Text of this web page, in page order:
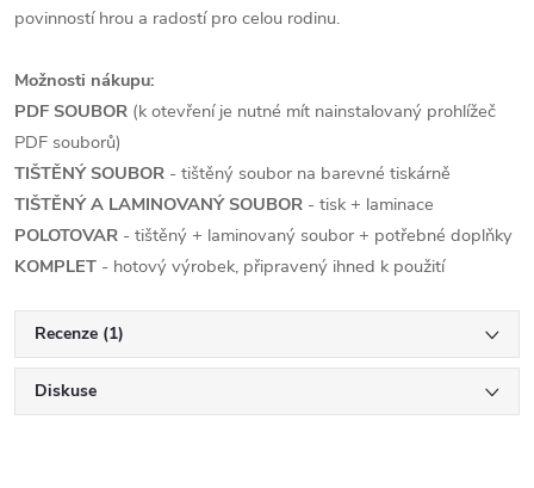
povinností hrou a radostí pro celou rodinu.
Možnosti nákupu:
PDF SOUBOR (k otevření je nutné mít nainstalovaný prohlížeč
PDF souborů)
TIŠTĚNÝ SOUBOR - tištěný soubor na barevné tiskárně
TIŠTĚNÝ A LAMINOVANÝ SOUBOR - tisk + laminace
POLOTOVAR - tištěný + laminovaný soubor + potřebné doplňky
KOMPLET - hotový výrobek, připravený ihned k použití
Recenze (1)
Diskuse